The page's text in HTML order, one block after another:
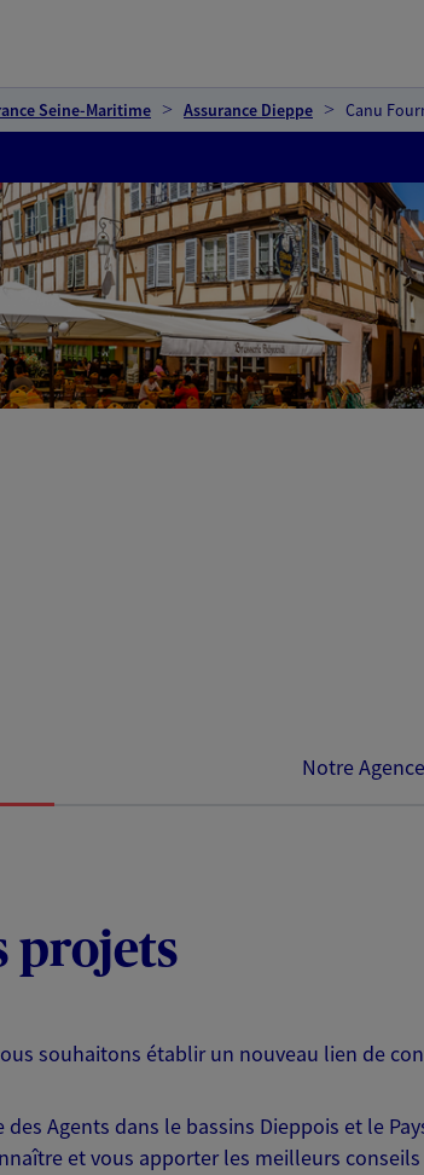
Seine-Maritime Assurance Dieppe Canu
Notre Agence
projets
souhaitons établir un nouveau lien de
Agents dans le bassins Dieppois et le
et vous apporter les meilleurs